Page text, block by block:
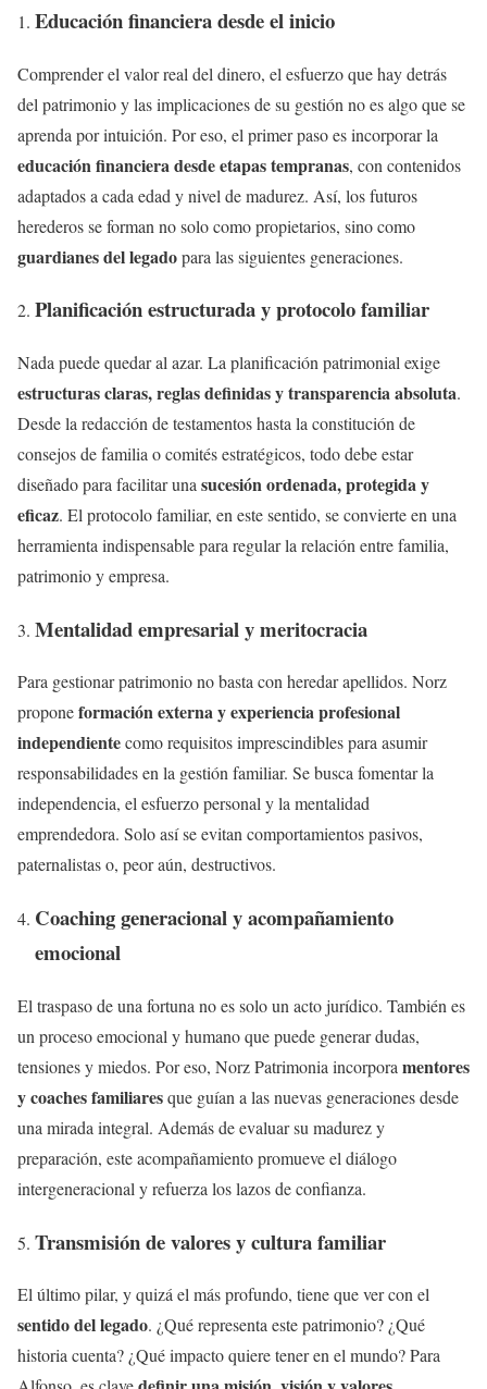
Educación financiera desde el inicio
Comprender el valor real del dinero, el esfuerzo que hay detrás
del patrimonio y las implicaciones de su gestión no es algo que se
aprenda por intuición. Por eso, el primer paso es incorporar la
educación financiera desde etapas tempranas, con contenidos
adaptados a cada edad y nivel de madurez. Así, los futuros
herederos se forman no solo como propietarios, sino como
guardianes del legadopara las siguientes generaciones.
Planificación estructurada y protocolo familiar
Nada puede quedar al azar. La planificación patrimonial exige
estructuras claras, reglas definidas y transparencia absoluta.
Desde la redacción de testamentos hasta la constitución de
consejos de familia o comités estratégicos, todo debe estar
diseñado para facilitar una sucesión ordenada, protegida y
eficaz. El protocolo familiar, en este sentido, se convierte en una
herramienta indispensable para regular la relación entre familia,
patrimonio y empresa.
Mentalidad empresarial y meritocracia
Para gestionar patrimonio no basta con heredar apellidos. Norz
proponeformación externa y experiencia profesional
independientecomo requisitos imprescindibles para asumir
responsabilidades en la gestión familiar. Se busca fomentar la
independencia, el esfuerzo personal y la mentalidad
emprendedora. Solo así se evitan comportamientos pasivos,
paternalistas o, peor aún, destructivos.
Coaching generacional y acompañamiento
emocional
El traspaso de una fortuna no es solo un acto jurídico. También es
un proceso emocional y humano que puede generar dudas,
tensiones y miedos. Por eso, Norz Patrimonia incorpora mentores
y coaches familiaresque guían a las nuevas generaciones desde
una mirada integral. Además de evaluar su madurez y
preparación, este acompañamiento promueve el diálogo
intergeneracional y refuerza los lazos de confianza.
Transmisión de valores y cultura familiar
El último pilar, y quizá el más profundo, tiene que ver con el
sentido del legado. ¿Qué representa este patrimonio? ¿Qué
historia cuenta? ¿Qué impacto quiere tener en el mundo? Para